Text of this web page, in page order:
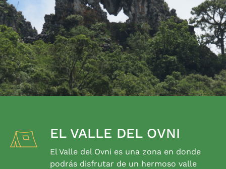
EL VALLE DEL OVNI
El Valle del Ovni es una zona en donde
podrás disfrutar de un hermoso valle